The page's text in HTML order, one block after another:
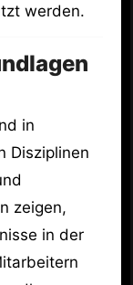
werden.
in
Disziplinen
zeigen,
in der